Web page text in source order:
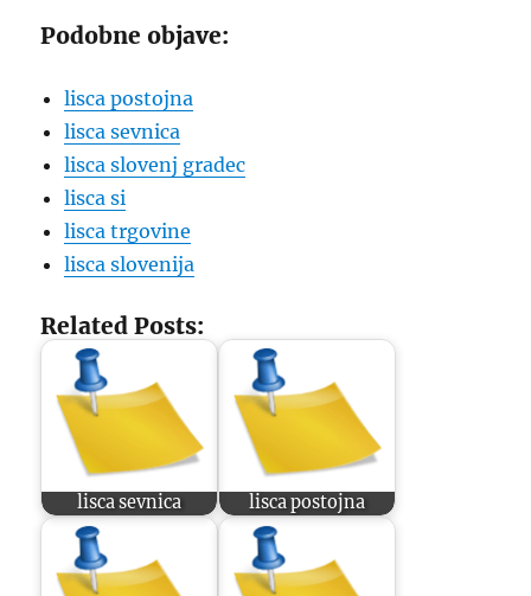
Podobne objave:
lisca postojna
lisca sevnica
lisca slovenj gradec
lisca si
lisca trgovine
lisca slovenija
Related Posts:
lisca sevnica lisca postojna